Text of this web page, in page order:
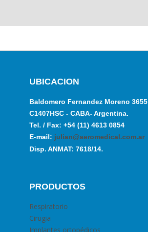
UBICACION
Baldomero Fernandez Moreno 3655
C1407HSC - CABA- Argentina.
Tel. / Fax: +54 (11) 4613 0854
E-mail: julian@aeromedical.com.ar
Disp. ANMAT: 7618/14.
PRODUCTOS
Respiratorio
Cirugia
Implantes ortopédicos